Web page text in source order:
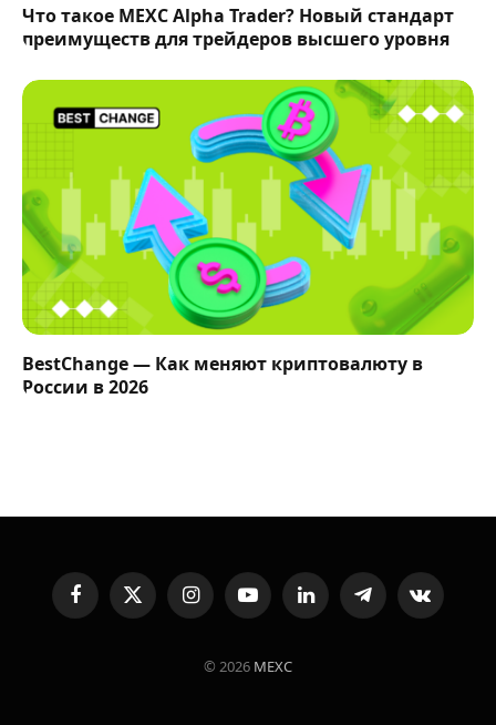
Что такое MEXC Alpha Trader? Новый стандарт
преимуществ для трейдеров высшего уровня
BestChange — Как меняют криптовалюту в
России в 2026
FacebookX
(Twitter)
InstagramYouTubeLinkedInTelegramVKontakte
© 2026 MEXC